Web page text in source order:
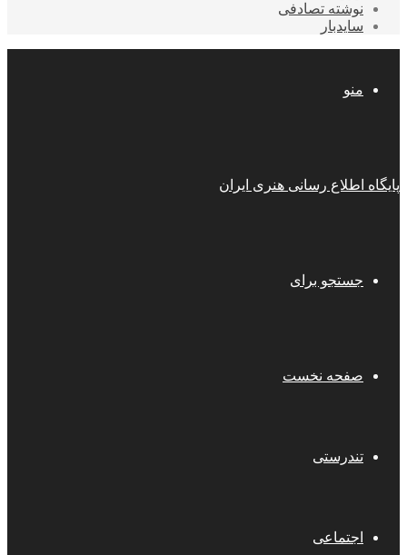
نوشته تصادفی
سایدبار
منو
پایگاه اطلاع رسانی هنری ایران
جستجو برای
صفحه نخست
تندرستی
اجتماعی